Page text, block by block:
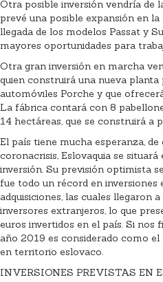
Otra posible inversión vendría de
prevé una posible expansión en
llegada de los modelos Passat y
mayores oportunidades para
Otra gran inversión en marcha
quien construirá una nueva planta
automóviles Porche y que
La fábrica contará con 8
14 hectáreas, que se construirá a
El país tiene mucha esperanza, de
coronacrisis, Eslovaquia se situará
inversión. Su previsión optimista
fue todo un récord en inversiones
adquisiciones, las cuales llegaron
inversores extranjeros, lo que
euros invertidos en el país. Si nos
año 2019 es considerado como
en territorio eslovaco.
INVERSIONES PREVISTAS EN